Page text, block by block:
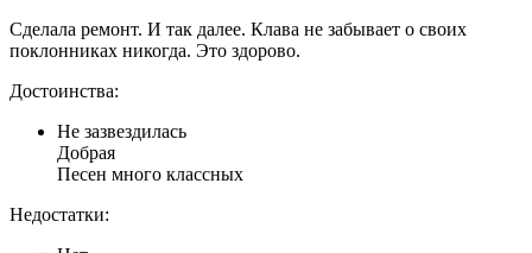
Сделала ремонт. И так далее. Клава не забывает о своих
поклонниках никогда. Это здорово.
Достоинства:
Не зазвездилась
Добрая
Песен много классных
Недостатки: